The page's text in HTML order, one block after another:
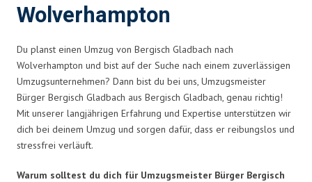
Wolverhampton
Du planst einen Umzug von Bergisch Gladbach nach
Wolverhampton und bist auf der Suche nach einem zuverlässigen
Umzugsunternehmen? Dann bist du bei uns, Umzugsmeister
Bürger Bergisch Gladbach aus Bergisch Gladbach, genau richtig!
Mit unserer langjährigen Erfahrung und Expertise unterstützen wir
dich bei deinem Umzug und sorgen dafür, dass er reibungslos und
stressfrei verläuft.
Warum solltest du dich für Umzugsmeister Bürger Bergisch